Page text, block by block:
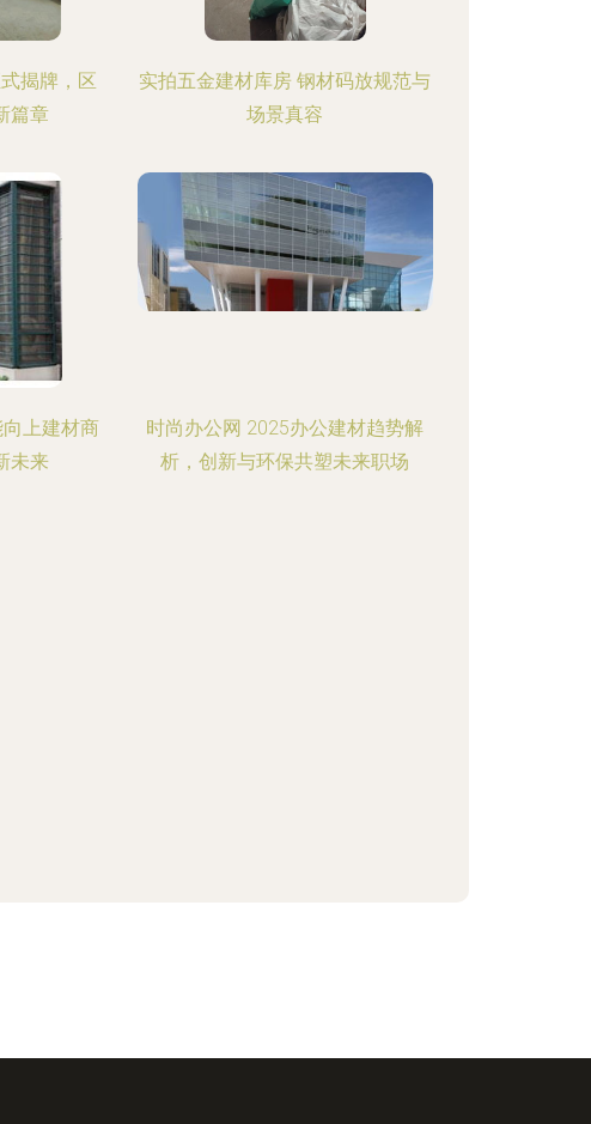
揭牌，区
篇章
实拍五金建材库房 钢材码放规范与
场景真容
上建材商
未来
时尚办公网 2025办公建材趋势解
析，创新与环保共塑未来职场